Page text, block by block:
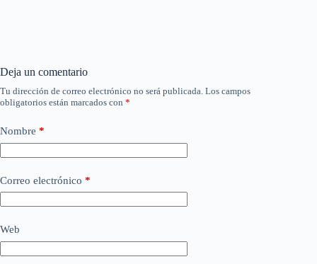
Deja un comentario
Tu dirección de correo electrónico no será publicada. Los campos
obligatorios están marcados con *
Nombre *
Correo electrónico *
Web